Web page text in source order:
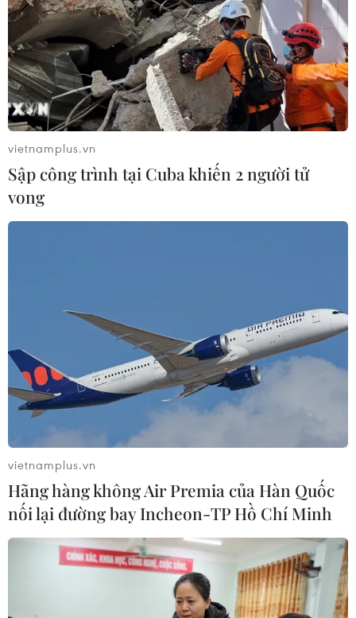
vietnamplus.vn
Sập công trình tại Cuba khiến 2 người tử
vong
vietnamplus.vn
Hãng hàng không Air Premia của Hàn Quốc
nối lại đường bay Incheon-TP Hồ Chí Minh